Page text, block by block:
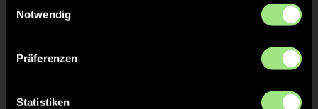
Notwendig
Präferenzen
Statistiken
2'
TOR 0:1, FELDTOR